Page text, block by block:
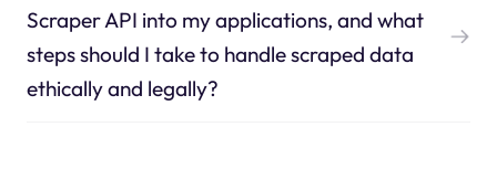
Scraper API into my applications, and what
steps should I take to handle scraped data
ethically and legally?